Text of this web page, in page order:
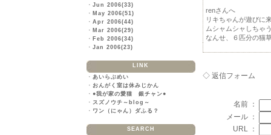
・ Jun 2006(33)
・ May 2006(51)
・ Apr 2006(44)
・ Mar 2006(29)
・ Feb 2006(34)
・ Jan 2006(23)
LINK
・ あいらぶめい
・ おんがく室は休みじかん
・ ●我が家の愛猫 銀チャン●
・ スズノウチ～blog～
・ ワン（にゃん）ダふる？
SEARCH
renさんへ
リキちゃんが遊びに
ムシャムシャしちゃ
なんせ、６匹分の猫
◇ 返信フォーム
名前 ：
メール ：
URL ：